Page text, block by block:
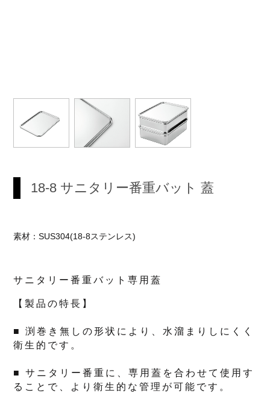
18-8 サニタリー番重バット 蓋
素材：SUS304(18-8ステンレス)
サニタリー番重バット専用蓋
【製品の特長】
■ 渕巻き無しの形状により、水溜まりしにくく
衛生的です。
■ サニタリー番重に、専用蓋を合わせて使用す
ることで、より衛生的な管理が可能です。